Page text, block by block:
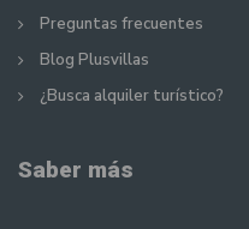
Preguntas frecuentes
Blog Plusvillas
¿Busca alquiler turístico?
Saber más